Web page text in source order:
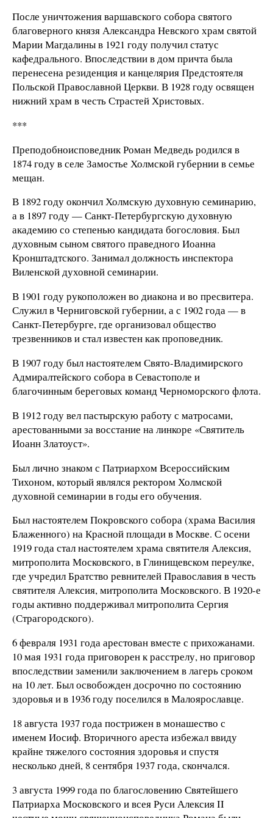
После уничтожения варшавского собора святого
благоверного князя Александра Невского храм святой
Марии Магдалины в 1921 году получил статус
кафедрального. Впоследствии в дом причта была
перенесена резиденция и канцелярия Предстоятеля
Польской Православной Церкви. В 1928 году освящен
нижний храм в честь Страстей Христовых.
***
Преподобноисповедник Роман Медведь родился в
1874 году в селе Замостье Холмской губернии в семье
мещан.
В 1892 году окончил Холмскую духовную семинарию,
а в 1897 году — Санкт-Петербургскую духовную
академию со степенью кандидата богословия. Был
духовным сыном святого праведного Иоанна
Кронштадтского. Занимал должность инспектора
Виленской духовной семинарии.
В 1901 году рукоположен во диакона и во пресвитера.
Служил в Черниговской губернии, а с 1902 года — в
Санкт-Петербурге, где организовал общество
трезвенников и стал известен как проповедник.
В 1907 году был настоятелем Свято-Владимирского
Адмиралтейского собора в Севастополе и
благочинным береговых команд Черноморского флота.
В 1912 году вел пастырскую работу с матросами,
арестованными за восстание на линкоре «Святитель
Иоанн Златоуст».
Был лично знаком с Патриархом Всероссийским
Тихоном, который являлся ректором Холмской
духовной семинарии в годы его обучения.
Был настоятелем Покровского собора (храма Василия
Блаженного) на Красной площади в Москве. С осени
1919 года стал настоятелем храма святителя Алексия,
митрополита Московского, в Глинищевском переулке,
где учредил Братство ревнителей Православия в честь
святителя Алексия, митрополита Московского. В 1920-е
годы активно поддерживал митрополита Сергия
(Страгородского).
6 февраля 1931 года арестован вместе с прихожанами.
10 мая 1931 года приговорен к расстрелу, но приговор
впоследствии заменили заключением в лагерь сроком
на 10 лет. Был освобожден досрочно по состоянию
здоровья и в 1936 году поселился в Малоярославце.
18 августа 1937 года пострижен в монашество с
именем Иосиф. Вторичного ареста избежал ввиду
крайне тяжелого состояния здоровья и спустя
несколько дней, 8 сентября 1937 года, скончался.
3 августа 1999 года по благословению Святейшего
Патриарха Московского и всея Руси Алексия II